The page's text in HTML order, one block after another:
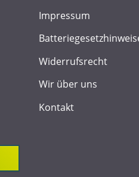
Impressum
Widerrufsrecht
Wir über uns
Kontakt